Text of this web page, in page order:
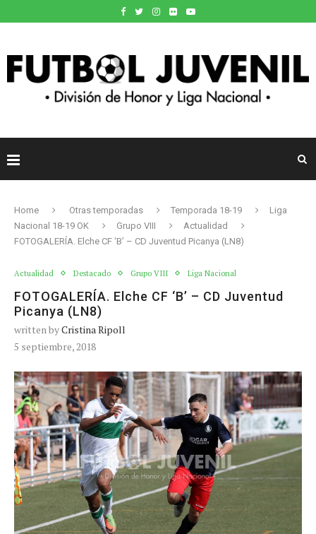
Home Otras temporadas Temporada 18-19
Liga
Nacional 18-19 OK
Grupo VIII
Actualidad
FOTOGALERÍA. Elche CF ‘B’ – CD Juventud Picanya (LN8)
Actualidad Destacado Grupo VIII Liga Nacional
FOTOGALERÍA. Elche CF ‘B’ – CD Juventud
Picanya (LN8)
written byCristina Ripoll
5 septiembre, 2018